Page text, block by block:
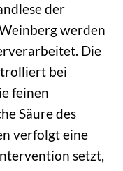
der
werden
Die
bei
feinen
Säure des
verfolgt eine
setzt,